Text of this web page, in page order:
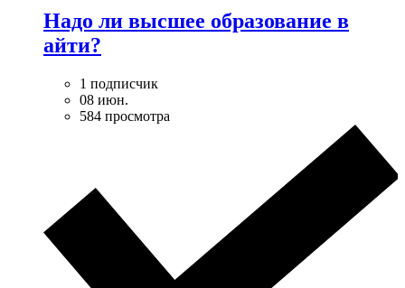
Надо ли высшее образование в
айти?
1 подписчик
08 июн.
584 просмотра